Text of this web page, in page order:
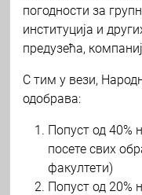
погодности за
институција и
предузећа,
С тим у вези,
одобрава:
Попуст од 40%
посете свих
факултети)
Попуст од 20%